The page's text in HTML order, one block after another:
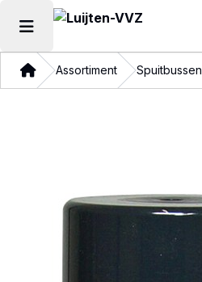
Hoofdmenu openen
ThuisAssortiment Spuitbussen